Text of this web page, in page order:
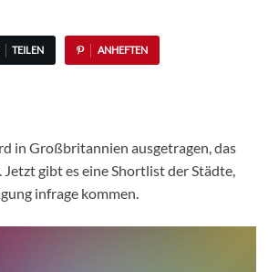
TEILEN ANHEFTEN
in Großbritannien ausgetragen, das
gibt es eine Shortlist der Städte,
infrage kommen.